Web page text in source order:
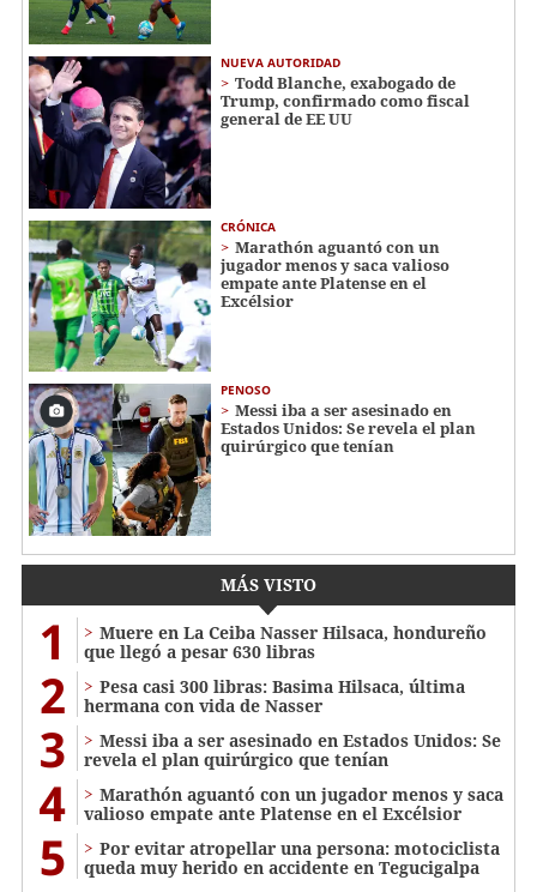
NUEVA AUTORIDAD
Todd Blanche, exabogado de
Trump, confirmado como fiscal
general de EE UU
CRÓNICA
Marathón aguantó con un
jugador menos y saca valioso
empate ante Platense en el
Excélsior
PENOSO
Messi iba a ser asesinado en
Estados Unidos: Se revela el plan
quirúrgico que tenían
MÁS VISTO
1
Muere en La Ceiba Nasser Hilsaca, hondureño
que llegó a pesar 630 libras
2
Pesa casi 300 libras: Basima Hilsaca, última
hermana con vida de Nasser
3
Messi iba a ser asesinado en Estados Unidos: Se
revela el plan quirúrgico que tenían
4
Marathón aguantó con un jugador menos y saca
valioso empate ante Platense en el Excélsior
5
Por evitar atropellar una persona: motociclista
queda muy herido en accidente en Tegucigalpa